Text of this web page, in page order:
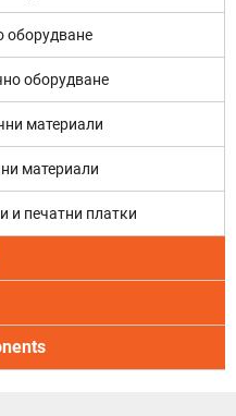
оборудване
оборудване
материали
материали
и печатни платки